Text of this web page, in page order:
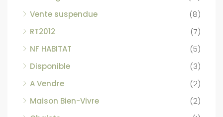
Vente suspendue
(8)
RT2012
(7)
NF HABITAT
(5)
Disponible
(3)
A Vendre
(2)
Maison Bien-Vivre
(2)